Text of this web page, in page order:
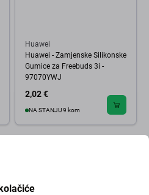
Huawei
Huawei - Zamjenske Silikonske
Gumice za Freebuds 3i -
97070YWJ
2,02 €
NA STANJU 9 kom